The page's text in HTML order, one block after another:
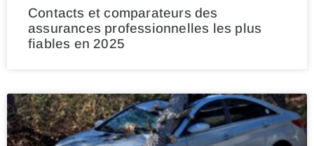
Contacts et comparateurs des
assurances professionnelles les plus
fiables en 2025